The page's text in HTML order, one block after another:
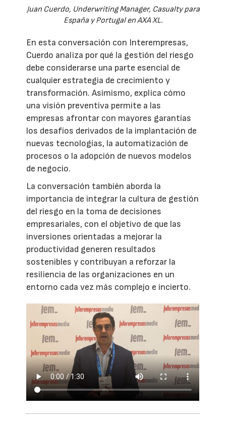
Juan Cuerdo, Underwriting Manager, Casualty para
España y Portugal en AXA XL.
En esta conversación con Interempresas,
Cuerdo analiza por qué la gestión del riesgo
debe considerarse una parte esencial de
cualquier estrategia de crecimiento y
transformación. Asimismo, explica cómo
una visión preventiva permite a las
empresas afrontar con mayores garantías
los desafíos derivados de la implantación de
nuevas tecnologías, la automatización de
procesos o la adopción de nuevos modelos
de negocio.
La conversación también aborda la
importancia de integrar la cultura de gestión
del riesgo en la toma de decisiones
empresariales, con el objetivo de que las
inversiones orientadas a mejorar la
productividad generen resultados
sostenibles y contribuyan a reforzar la
resiliencia de las organizaciones en un
entorno cada vez más complejo e incierto.